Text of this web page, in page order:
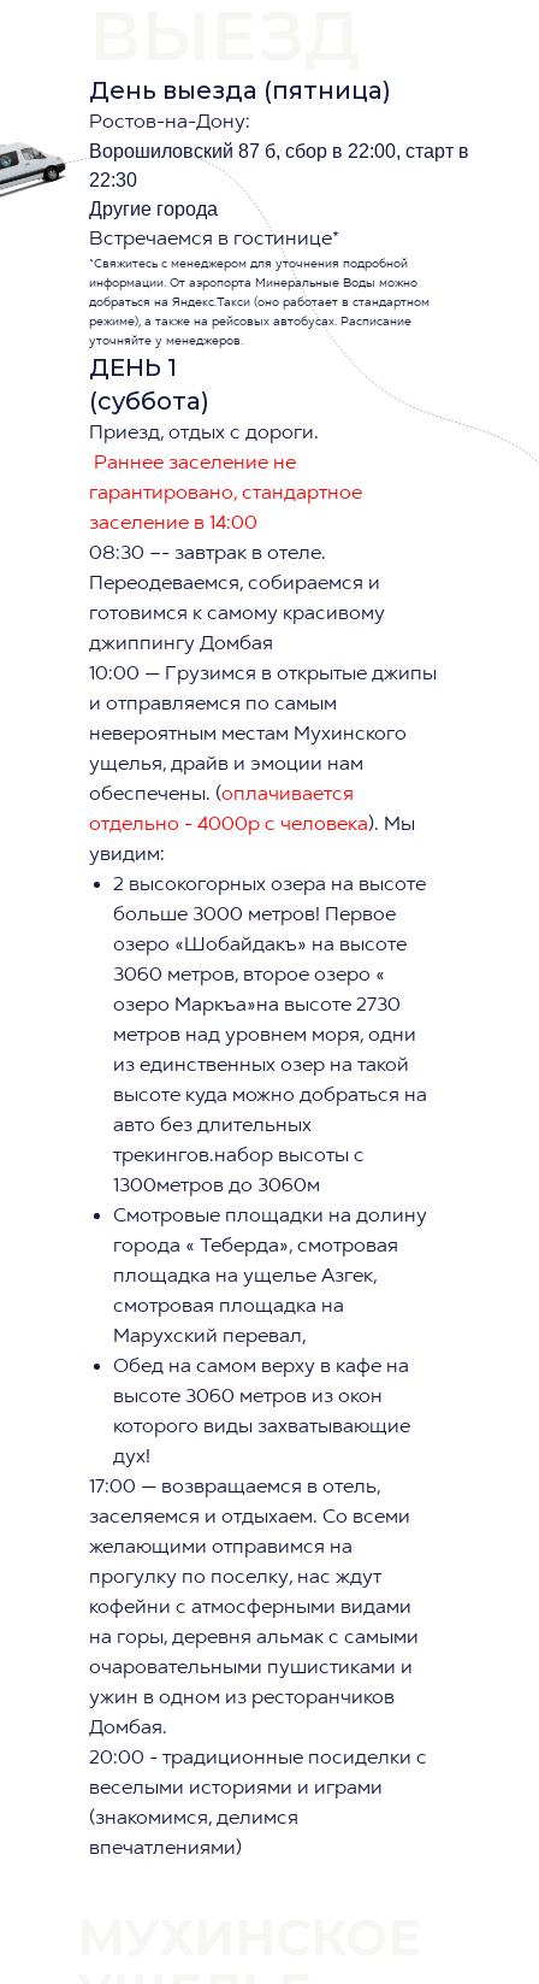
День выезда (пятница)
Ростов-на-Дону:
Ворошиловский 87 б, сбор в 22:00, старт в
22:30
Другие города
Встречаемся в гостинице*
*Свяжитесь с менеджером для уточнения подробной
информации. От аэропорта Минеральные Воды можно
добраться на Яндекс.Такси (оно работает в стандартном
режиме), а также на рейсовых автобусах. Расписание
уточняйте у менеджеров.
ДЕНЬ 1
(суббота)
Приезд, отдых с дороги.
Раннее заселение не
гарантировано, стандартное
заселение в 14:00
08:30 –- завтрак в отеле.
Переодеваемся, собираемся и
готовимся к самому красивому
джиппингу Домбая
10:00 — Грузимся в открытые джипы
и отправляемся по самым
невероятным местам Мухинского
ущелья, драйв и эмоции нам
обеспечены. (оплачивается
отдельно - 4000р с человека). Мы
увидим:
2 высокогорных озера на высоте
больше 3000 метров! Первое
озеро «Шобайдакъ» на высоте
3060 метров, второе озеро «
озеро Маркъа»на высоте 2730
метров над уровнем моря, одни
из единственных озер на такой
высоте куда можно добраться на
авто без длительных
трекингов.набор высоты с
1300метров до 3060м
Смотровые площадки на долину
города « Теберда», смотровая
площадка на ущелье Азгек,
смотровая площадка на
Марухский перевал,
Обед на самом верху в кафе на
высоте 3060 метров из окон
которого виды захватывающие
дух!
17:00 — возвращаемся в отель,
заселяемся и отдыхаем. Со всеми
желающими отправимся на
прогулку по поселку, нас ждут
кофейни с атмосферными видами
на горы, деревня альмак с самыми
очаровательными пушистиками и
ужин в одном из ресторанчиков
Домбая.
20:00 - традиционные посиделки с
веселыми историями и играми
(знакомимся, делимся
впечатлениями)